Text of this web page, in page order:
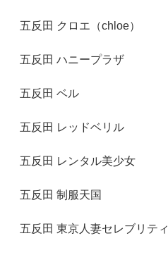
五反田 クロエ（chloe）
五反田 ハニープラザ
五反田 ベル
五反田 レッドベリル
五反田 レンタル美少女
五反田 制服天国
五反田 東京人妻セレブリティ